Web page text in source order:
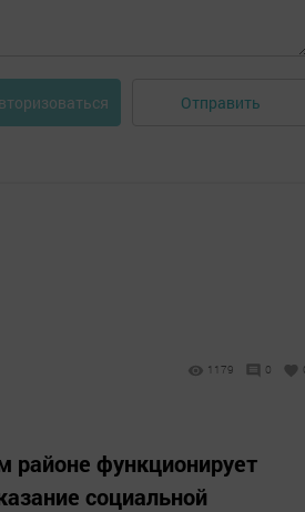
Отправить
1179 0
функционирует
социальной